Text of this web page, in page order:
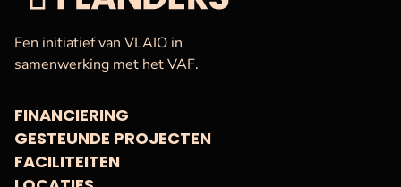
VAF
Een initiatief van VLAIO in
samenwerking met het VAF.
FINANCIERING
GESTEUNDE PROJECTEN
FACILITEITEN